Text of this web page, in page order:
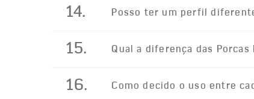
14. Posso ter um perfil
15. Qual a diferença das
16. Como decido o uso entre